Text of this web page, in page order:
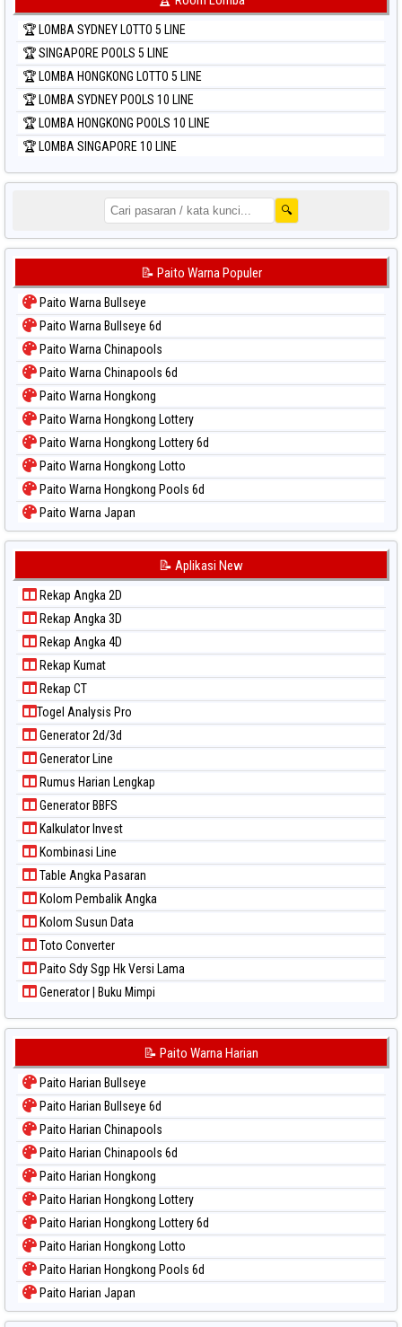
🏆 LOMBA SYDNEY LOTTO 5 LINE
🏆 SINGAPORE POOLS 5 LINE
🏆 LOMBA HONGKONG LOTTO 5 LINE
🏆 LOMBA SYDNEY POOLS 10 LINE
🏆 LOMBA HONGKONG POOLS 10 LINE
🏆 LOMBA SINGAPORE 10 LINE
🔍
📝 Paito Warna Populer
Paito Warna Bullseye
Paito Warna Bullseye 6d
Paito Warna Chinapools
Paito Warna Chinapools 6d
Paito Warna Hongkong
Paito Warna Hongkong Lottery
Paito Warna Hongkong Lottery 6d
Paito Warna Hongkong Lotto
Paito Warna Hongkong Pools 6d
Paito Warna Japan
Paito Warna Japan 6d
Paito Warna Kuda Lari
Paito Warna Magnum Cambodia
Paito Warna Nagoya
Paito Warna New York Midday
Paito Warna North Carolina Day
Paito Warna Pcso
Paito Warna Pennsylvania Day
Paito Warna Sao Paulo
Paito Warna Singapore
Paito Warna Sydney
Paito Warna Sydney Lottery
Paito Warna Sydney Lottery 6d
Paito Warna Sydney Lotto
Paito Warna Sydney Pools 6d
Paito Warna Taipei
Paito Warna Taiwan
📝 Aplikasi New
Rekap Angka 2D
Rekap Angka 3D
Rekap Angka 4D
Rekap Kumat
Rekap CT
Togel Analysis Pro
Generator 2d/3d
Generator Line
Rumus Harian Lengkap
Generator BBFS
Kalkulator Invest
Kombinasi Line
Table Angka Pasaran
Kolom Pembalik Angka
Kolom Susun Data
Toto Converter
Paito Sdy Sgp Hk Versi Lama
Generator | Buku Mimpi
📝 Paito Warna Harian
Paito Harian Bullseye
Paito Harian Bullseye 6d
Paito Harian Chinapools
Paito Harian Chinapools 6d
Paito Harian Hongkong
Paito Harian Hongkong Lottery
Paito Harian Hongkong Lottery 6d
Paito Harian Hongkong Lotto
Paito Harian Hongkong Pools 6d
Paito Harian Japan
Paito Harian Japan 6d